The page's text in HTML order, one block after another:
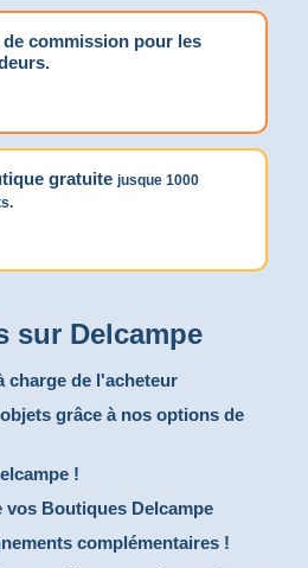
de commission pour les
gratuite jusque 1000
sur Delcampe
charge de l'acheteur
grâce à nos options de
!
vos Boutiques Delcampe
complémentaires !